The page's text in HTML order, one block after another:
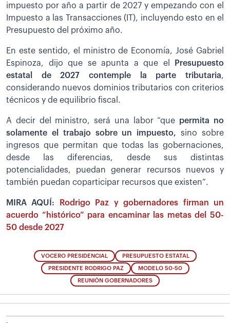
impuesto por año a partir de 2027 y empezando con el
Impuesto a las Transacciones (IT), incluyendo esto en el
Presupuesto del próximo año.
En este sentido, el ministro de Economía, José Gabriel
Espinoza, dijo que se apunta a que el
Presupuesto
estatal de 2027 contemple la parte tributaria,
considerando nuevos dominios tributarios con criterios
técnicos y de equilibrio fiscal.
A decir del ministro, será una labor “que permita no
solamente el trabajo sobre un impuesto,sino sobre
ingresos que permitan que todas las gobernaciones,
desde las diferencias, desde sus distintas
potencialidades, puedan generar recursos nuevos y
también puedan coparticipar recursos que existen”.
MIRA AQUÍ:
Rodrigo Paz y gobernadores firman un
acuerdo “histórico” para encaminar las metas del 50-
50 desde 2027
VOCERO PRESIDENCIAL PRESUPUESTO ESTATAL
PRESIDENTE RODRIGO PAZ MODELO 50-50
REUNIÓN GOBERNADORES